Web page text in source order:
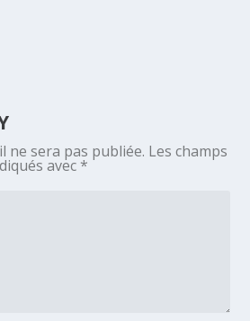
ne sera pas publiée. Les champs
avec *